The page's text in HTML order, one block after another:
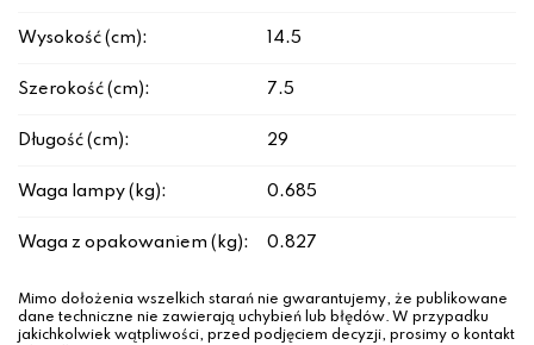
Wysokość (cm): 14.5
Szerokość (cm): 7.5
Długość (cm): 29
Waga lampy (kg): 0.685
Waga z opakowaniem (kg): 0.827
Mimo dołożenia wszelkich starań nie gwarantujemy, że publikowane
dane techniczne nie zawierają uchybień lub błędów. W przypadku
jakichkolwiek wątpliwości, przed podjęciem decyzji, prosimy o kontakt